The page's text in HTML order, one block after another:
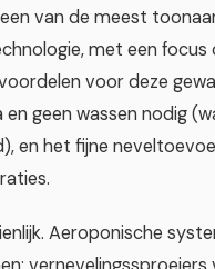
van de meest
met een
voor deze
en geen wassen nodig
en het fijne
Aeroponische